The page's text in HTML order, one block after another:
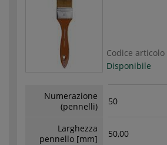
Codice articolo
Disponibile
Numerazione
(pennelli)
50
Larghezza
pennello [mm]
50,00